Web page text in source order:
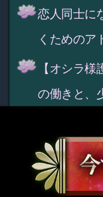
恋人同士に
くためのア
【オシラ
の働きと、